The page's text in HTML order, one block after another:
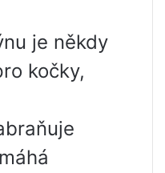
je někdy
kočky,